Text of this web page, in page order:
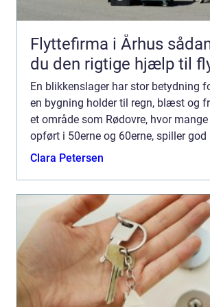
Flyttefirma i Århus sådan vælger
du den rigtige hjælp til
En blikkenslager har stor betydning
en bygning holder til regn, blæst og
et område som Rødovre, hvor mange
opført i 50erne og 60erne, spiller
tagrender og tagarbejde en vigtig
Clara Petersen